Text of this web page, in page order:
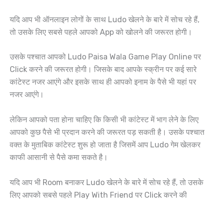
यदि आप भी ऑनलाइन लोगों के साथ Ludo खेलने के बारे में सोच रहे हैं,
तो उसके लिए सबसे पहले आपको App को खोलने की जरूरत होगी।
उसके पश्चात आपको Ludo Paisa Wala Game Play Online पर
Click करने की जरूरत होगी। जिसके बाद आपके स्क्रीन पर कई सारे
कांटेस्ट नजर आएंगे और इसके साथ ही आपको इनाम के पैसे भी यहां पर
नजर आएंगे।
लेकिन आपको पता होना चाहिए कि किसी भी कांटेस्ट में भाग लेने के लिए
आपको कुछ पैसे भी प्रदान करने की जरूरत पड़ सकती है। उसके पश्चात
वक्त के मुताबिक कांटेस्ट शुरू हो जाता है जिसमें आप Ludo गेम खेलकर
काफी आसानी से पैसे कमा सकते है।
यदि आप भी Room बनाकर Ludo खेलने के बारे में सोच रहे हैं, तो उसके
लिए आपको सबसे पहले Play With Friend पर Click करने की